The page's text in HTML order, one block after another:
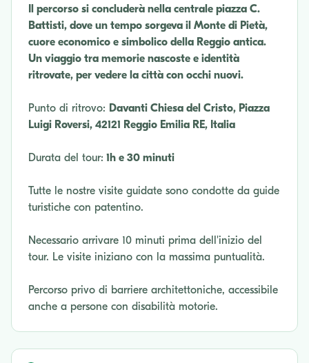
Il percorso si concluderà nella centrale piazza C.
Battisti, dove un tempo sorgeva il Monte di Pietà,
cuore economico e simbolico della Reggio antica.
Un viaggio tra memorie nascoste e identità
ritrovate, per vedere la città con occhi nuovi.
Punto di ritrovo: Davanti Chiesa del Cristo, Piazza
Luigi Roversi, 42121 Reggio Emilia RE, Italia
Durata del tour: 1h e 30 minuti
Tutte le nostre visite guidate sono condotte da guide
turistiche con patentino.
Necessario arrivare 10 minuti prima dell'inizio del
tour. Le visite iniziano con la massima puntualità.
Percorso privo di barriere architettoniche, accessibile
anche a persone con disabilità motorie.